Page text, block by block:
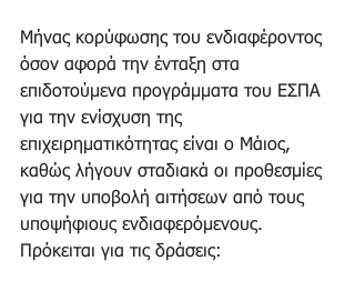
Μήνας κορύφωσης του ενδιαφέροντος
όσον αφορά την ένταξη στα
επιδοτούμενα προγράμματα του ΕΣΠΑ
για την ενίσχυση της
επιχειρηματικότητας είναι ο Μάιος,
καθώς λήγουν σταδιακά οι προθεσμίες
για την υποβολή αιτήσεων από τους
υποψήφιους ενδιαφερόμενους.
Πρόκειται για τις δράσεις: